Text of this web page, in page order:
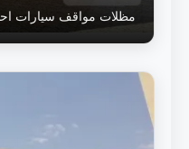
مظلات مواقف سيارات